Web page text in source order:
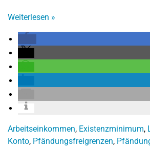
Weiterlesen »
Arbeitseinkommen, Existenzminimum,
Konto, Pfändungsfreigrenzen,